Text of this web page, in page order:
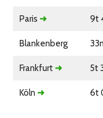
Paris ➜ 9t
Blankenberg
Frankfurt ➜ 5t
Köln ➜ 6t